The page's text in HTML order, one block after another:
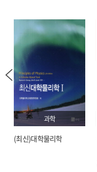
과학
(최신)대학물리학